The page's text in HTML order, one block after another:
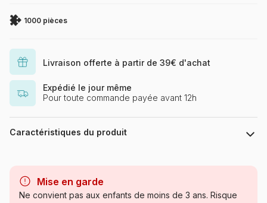
1000 pièces
Livraison offerte à partir de 39€ d'achat
Expédié le jour même
Pour toute commande payée avant 12h
Caractéristiques du produit
Mise en garde
Ne convient pas aux enfants de moins de 3 ans. Risque